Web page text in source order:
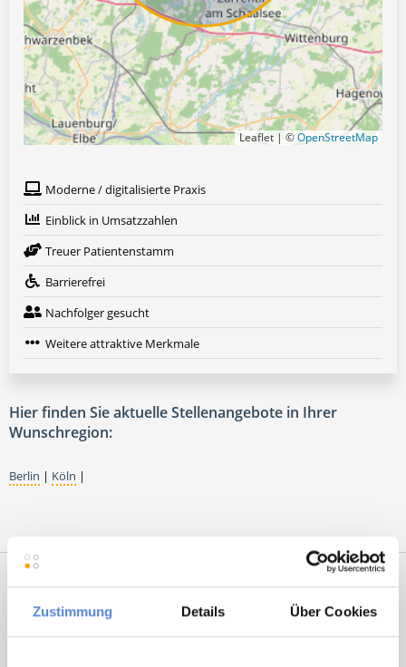
Zustimmung Details Über Cookies
Leaflet | ©OpenStreetMap
Moderne / digitalisierte Praxis
Einblick in Umsatzzahlen
Treuer Patientenstamm
Barrierefrei
Nachfolger gesucht
Weitere attraktive Merkmale
Hier finden Sie aktuelle Stellenangebote in Ihrer
Wunschregion:
Berlin | Köln |